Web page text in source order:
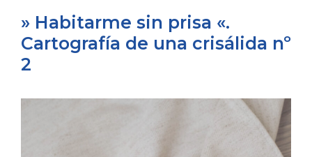
» Habitarme sin prisa «.
Cartografía de una crisálida nº
2